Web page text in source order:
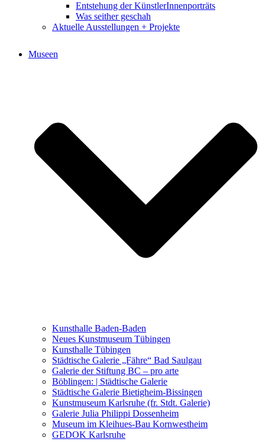
Entstehung der KünstlerInnenporträts
Was seither geschah
Aktuelle Ausstellungen + Projekte
Was seither geschah
Kunstwettbewerbe, Ausschreibungen für Künstler
Museen
Kunsthalle Baden-Baden
Neues Kunstmuseum Tübingen
Kunsthalle Tübingen
Städtische Galerie „Fähre“ Bad Saulgau
Galerie der Stiftung BC – pro arte
Böblingen: | Städtische Galerie
Städtische Galerie Bietigheim-Bissingen
Kunstmuseum Karlsruhe (fr. Stdt. Galerie)
Galerie Julia Philippi Dossenheim
Museum im Kleihues-Bau Kornwestheim
GEDOK Karlsruhe